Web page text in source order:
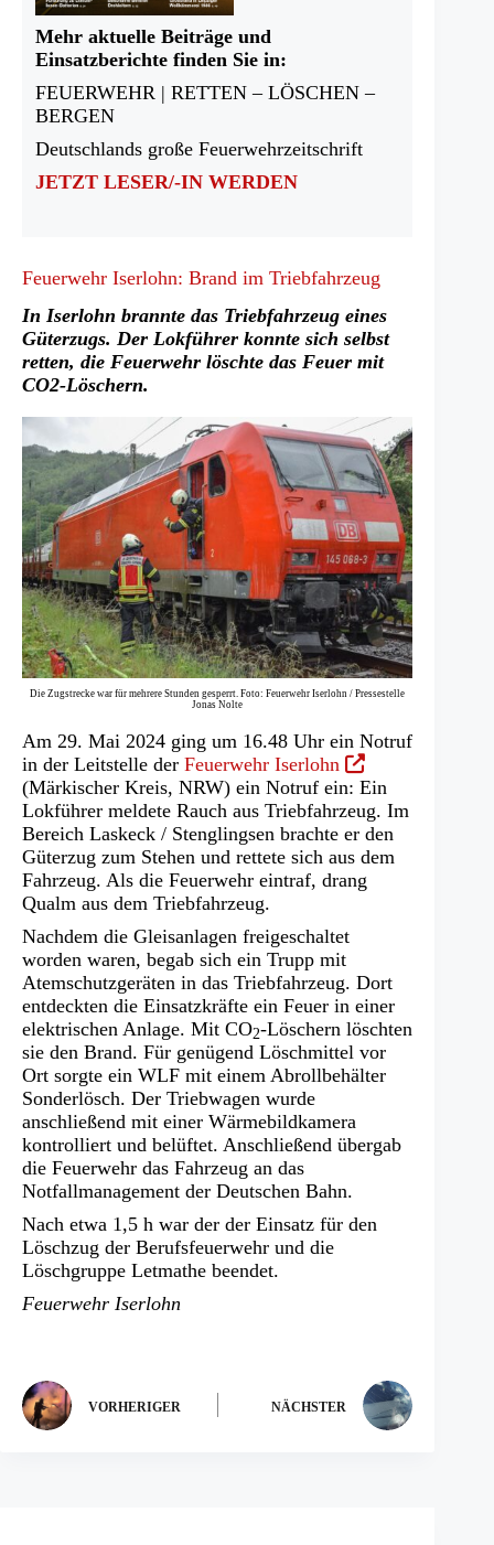
Mehr aktuelle Beiträge und
Einsatzberichte finden Sie in:
FEUERWEHR | RETTEN – LÖSCHEN –
BERGEN
Deutschlands große Feuerwehrzeitschrift
JETZT LESER/-IN WERDEN
Feuerwehr Iserlohn: Brand im Triebfahrzeug
In Iserlohn brannte das Triebfahrzeug eines
Güterzugs. Der Lokführer konnte sich selbst
retten, die Feuerwehr löschte das Feuer mit
CO2-Löschern.
Die Zugstrecke war für mehrere Stunden gesperrt. Foto: Feuerwehr Iserlohn / Pressestelle
Jonas Nolte
Am 29. Mai 2024 ging um 16.48 Uhr ein Notruf
in der Leitstelle der Feuerwehr Iserlohn (Öffnet
in
einem
neuen
Tab)
(Märkischer Kreis, NRW) ein Notruf ein: Ein
Lokführer meldete Rauch aus Triebfahrzeug. Im
Bereich Laskeck / Stenglingsen brachte er den
Güterzug zum Stehen und rettete sich aus dem
Fahrzeug. Als die Feuerwehr eintraf, drang
Qualm aus dem Triebfahrzeug.
Nachdem die Gleisanlagen freigeschaltet
worden waren, begab sich ein Trupp mit
Atemschutzgeräten in das Triebfahrzeug. Dort
entdeckten die Einsatzkräfte ein Feuer in einer
elektrischen Anlage. Mit CO2-Löschern löschten
sie den Brand. Für genügend Löschmittel vor
Ort sorgte ein WLF mit einem Abrollbehälter
Sonderlösch. Der Triebwagen wurde
anschließend mit einer Wärmebildkamera
kontrolliert und belüftet. Anschließend übergab
die Feuerwehr das Fahrzeug an das
Notfallmanagement der Deutschen Bahn.
Nach etwa 1,5 h war der der Einsatz für den
Löschzug der Berufsfeuerwehr und die
Löschgruppe Letmathe beendet.
Feuerwehr Iserlohn
VORHERIGER NÄCHSTER